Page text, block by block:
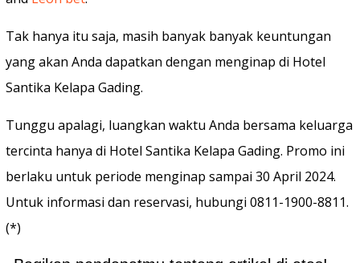
Tak hanya itu saja, masih banyak banyak keuntungan
yang akan Anda dapatkan dengan menginap di Hotel
Santika Kelapa Gading.
Tunggu apalagi, luangkan waktu Anda bersama keluarga
tercinta hanya di Hotel Santika Kelapa Gading. Promo ini
berlaku untuk periode menginap sampai 30 April 2024.
Untuk informasi dan reservasi, hubungi 0811-1900-8811.
(*)